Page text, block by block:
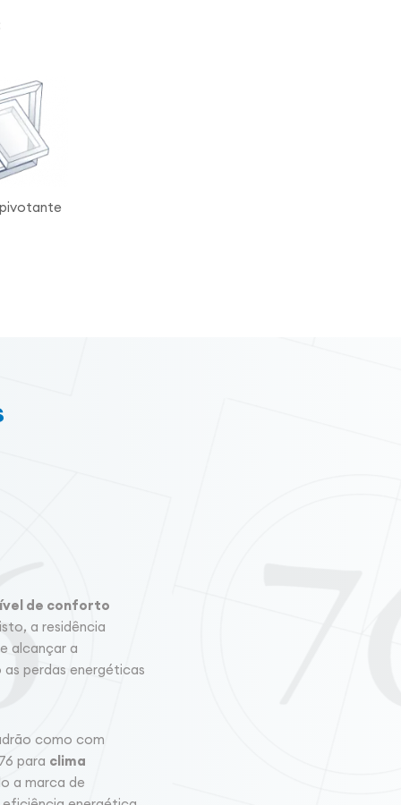
de conforto
a residência
alcançar a
perdas energéticas
como com
para clima
a marca de